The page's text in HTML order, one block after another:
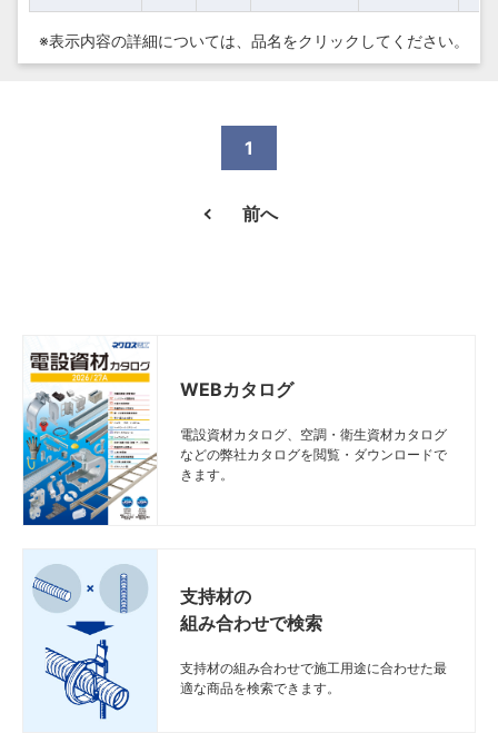
※表示内容の詳細については、 品名をクリックしてください。
1
前へ
WEBカタログ
電設資材カタログ、空調・衛生資材カタログ
などの弊社カタログを閲覧・ダウンロードで
きます。
支持材の
組み合わせで検索
支持材の組み合わせで施工用途に合わせた最
適な商品を検索できます。